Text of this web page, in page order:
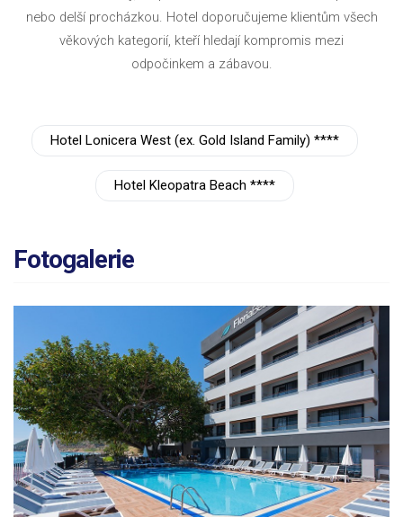
nebo delší procházkou. Hotel doporučujeme klientům všech
věkových kategorií, kteří hledají kompromis mezi
odpočinkem a zábavou.
Hotel Lonicera West (ex. Gold Island Family) ****
Hotel Kleopatra Beach ****
Fotogalerie